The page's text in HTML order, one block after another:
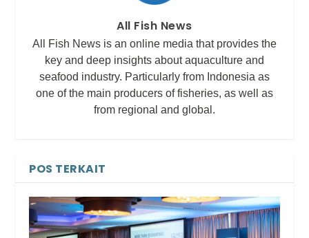
All Fish News
All Fish News is an online media that provides the
key and deep insights about aquaculture and
seafood industry. Particularly from Indonesia as
one of the main producers of fisheries, as well as
from regional and global.
POS TERKAIT